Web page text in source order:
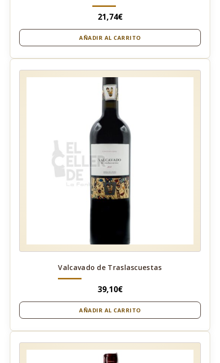
21,74€
AÑADIR AL CARRITO
Valcavado de Traslascuestas
39,10€
AÑADIR AL CARRITO